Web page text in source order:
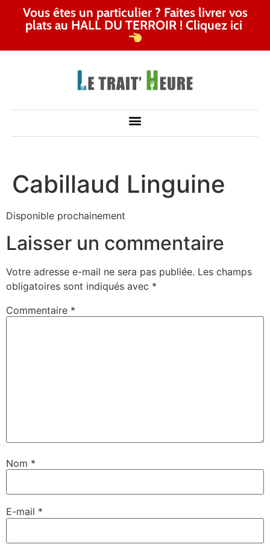
Vous êtes un particulier ? Faites livrer vos
plats au HALL DU TERROIR ! Cliquez ici
Cabillaud Linguine
Disponible prochainement
Laisser un commentaire
Votre adresse e-mail ne sera pas publiée. Les champs
obligatoires sont indiqués avec *
Commentaire *
Nom *
E-mail *